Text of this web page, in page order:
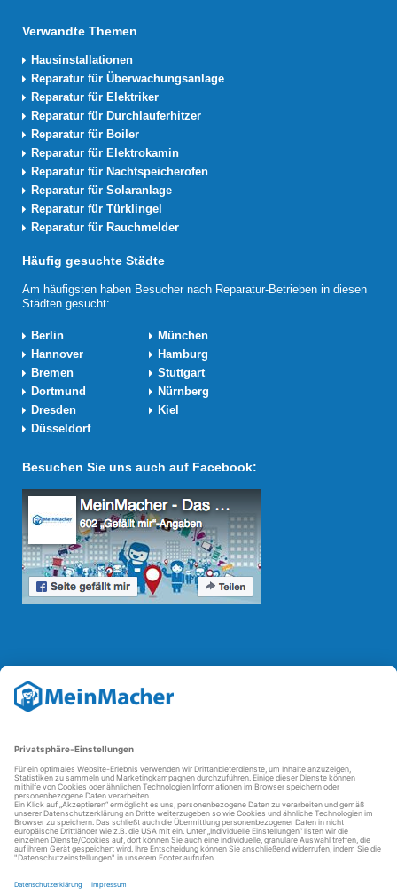
Verwandte Themen
Hausinstallationen
Reparatur für Überwachungsanlage
Reparatur für Elektriker
Reparatur für Durchlauferhitzer
Reparatur für Boiler
Reparatur für Elektrokamin
Reparatur für Nachtspeicherofen
Reparatur für Solaranlage
Reparatur für Türklingel
Reparatur für Rauchmelder
Häufig gesuchte Städte
Am häufigsten haben Besucher nach Reparatur-Betrieben in diesen
Städten gesucht:
Berlin
München
Hannover
Hamburg
Bremen
Stuttgart
Dortmund
Nürnberg
Dresden
Kiel
Düsseldorf
Besuchen Sie uns auch auf Facebook:
Reparatur Revolution
Mit derReparatur-Revolution
Reparaturbedingungen in Deutschland: Für Produkte, die sich gut
reparierenden Betriebe und des Reparatur-Know-hows in
Deutschland.
Weitere Informationen
FAQ - häufig gestellte Fragen
Partner werden
Über uns